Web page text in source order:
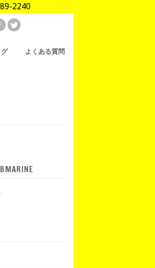
2240
グ よくある質問